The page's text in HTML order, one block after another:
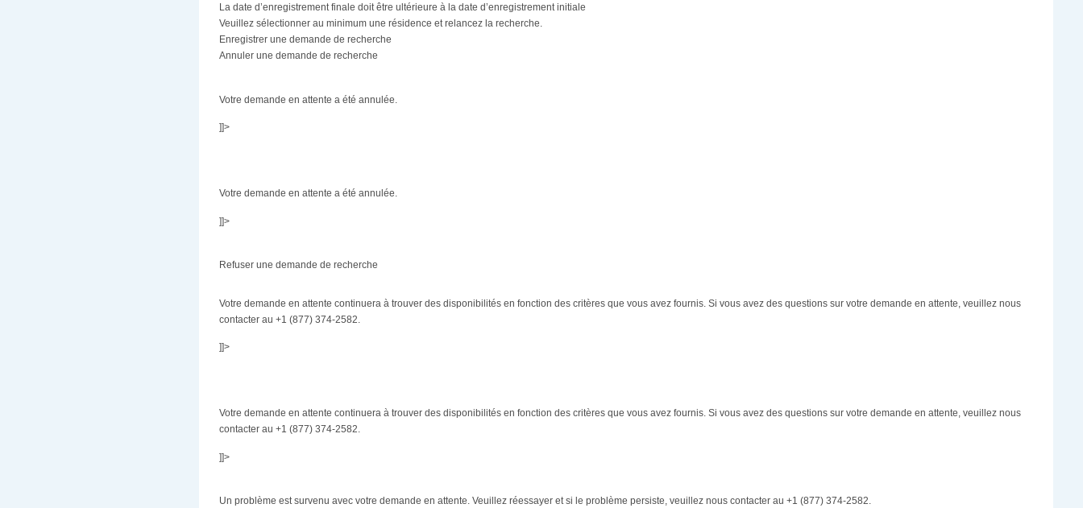
La date d’enregistrement finale doit être ultérieure à la date d’enregistrement initiale
Veuillez sélectionner au minimum une résidence et relancez la recherche.
Enregistrer une demande de recherche
Annuler une demande de recherche
Votre demande en attente a été annulée.
]]>
Votre demande en attente a été annulée.
]]>
Refuser une demande de recherche
Votre demande en attente continuera à trouver des disponibilités en fonction des critères que vous avez fournis. Si vous avez des questions sur votre demande en attente, veuillez nous
contacter au +1 (877) 374-2582.
]]>
Votre demande en attente continuera à trouver des disponibilités en fonction des critères que vous avez fournis. Si vous avez des questions sur votre demande en attente, veuillez nous
contacter au +1 (877) 374-2582.
]]>
Un problème est survenu avec votre demande en attente. Veuillez réessayer et si le problème persiste, veuillez nous contacter au +1 (877) 374-2582.